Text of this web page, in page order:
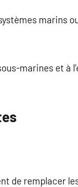
marins
marines et à
de remplacer